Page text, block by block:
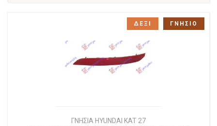
ΓΝΗΣΙΑ HYUNDAI KAT 27
ΔΕΞΙ ΓΝΗΣΙΟ